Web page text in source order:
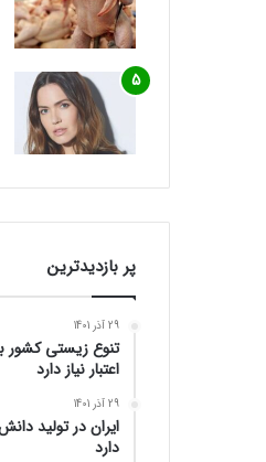
پر بازدیدترین
29 آذر 1401
اعتبار نیاز دارد
29 آذر 1401
ایران در تولید
دارد